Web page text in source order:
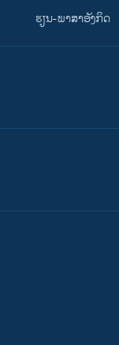
ຮຽນ-ພາສາອັງກິດ